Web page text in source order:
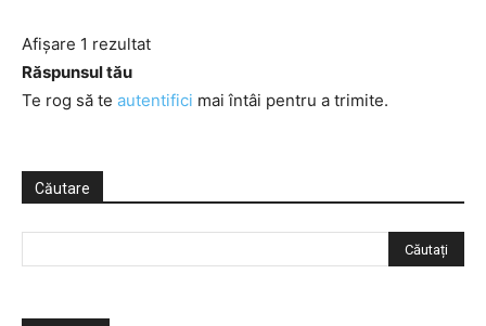
Afișare 1 rezultat
Răspunsul tău
Te rog să te autentifici mai întâi pentru a trimite.
Căutare